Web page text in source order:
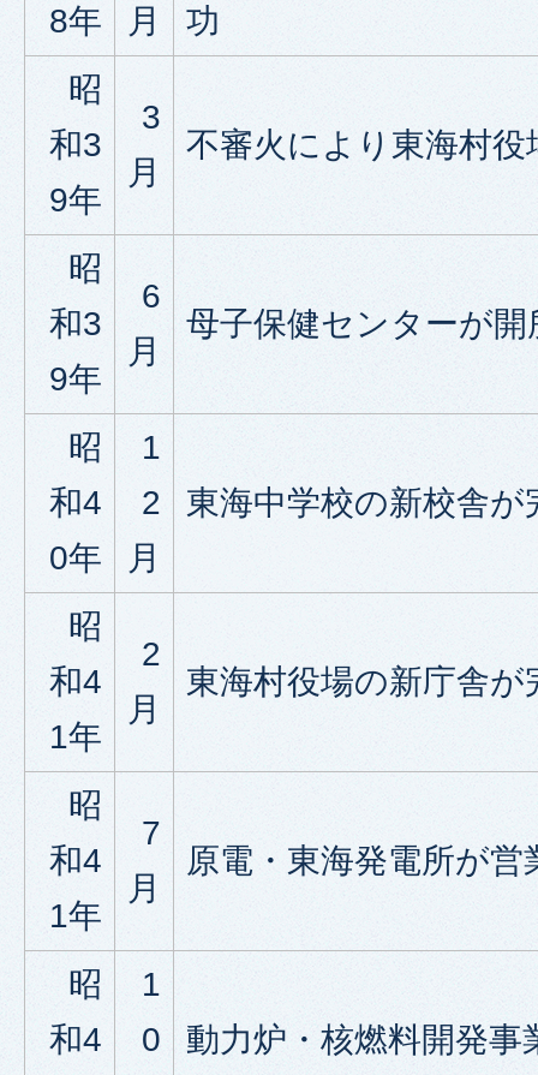
8年
月
功
昭
和3
9年
3
月
不審火により東海村役
昭
和3
9年
6
月
母子保健センターが開
昭
和4
0年
1
2
月
東海中学校の新校舎が
昭
和4
1年
2
月
東海村役場の新庁舎が
昭
和4
1年
7
月
原電・東海発電所が営
昭
和4
1
0
動力炉・核燃料開発事